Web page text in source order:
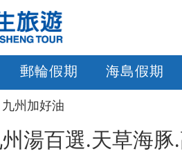
郵輪假期 海島假期
九州加好油
湯百選.天草海豚